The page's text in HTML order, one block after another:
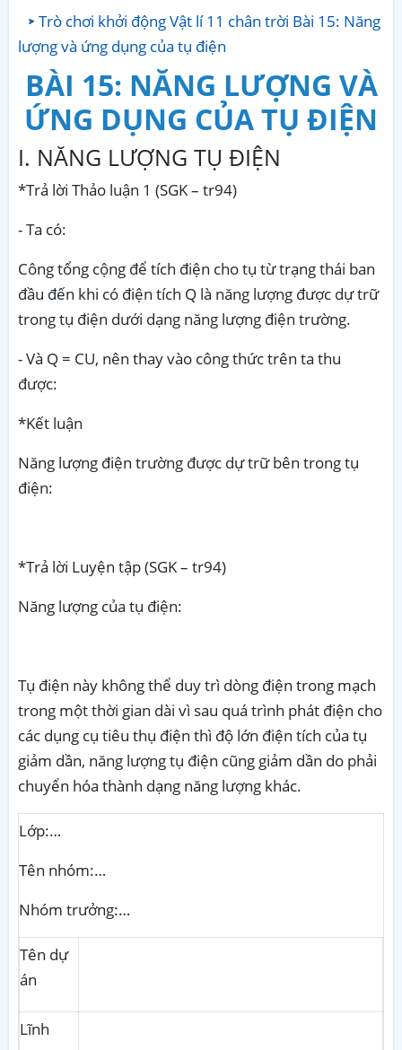
Trò chơi khởi động Vật lí 11 chân trời Bài 15: Năng
lượng và ứng dụng của tụ điện
BÀI 15: NĂNG LƯỢNG VÀ
ỨNG DỤNG CỦA TỤ ĐIỆN
I. NĂNG LƯỢNG TỤ ĐIỆN
*Trả lời Thảo luận 1 (SGK – tr94)
- Ta có:
Công tổng cộng để tích điện cho tụ từ trạng thái ban
đầu đến khi có điện tích Q là năng lượng được dự trữ
trong tụ điện dưới dạng năng lượng điện trường.
- Và Q = CU, nên thay vào công thức trên ta thu
được:
*Kết luận
Năng lượng điện trường được dự trữ bên trong tụ
điện:
*Trả lời Luyện tập (SGK – tr94)
Năng lượng của tụ điện:
Tụ điện này không thể duy trì dòng điện trong mạch
trong một thời gian dài vì sau quá trình phát điện cho
các dụng cụ tiêu thụ điện thì độ lớn điện tích của tụ
giảm dần, năng lượng tụ điện cũng giảm dần do phải
chuyển hóa thành dạng năng lượng khác.
Lớp:…
Tên nhóm:…
Nhóm trưởng:…
Tên dự
án
Lĩnh